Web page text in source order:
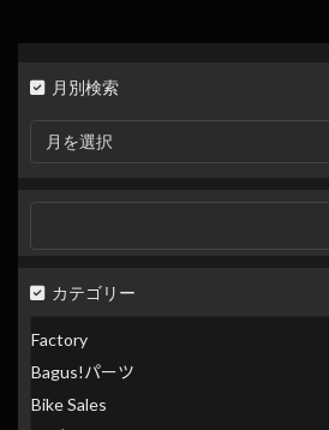
月別検索
月
検
カテゴリー
Factory
Bagus!パーツ
Bike Sales